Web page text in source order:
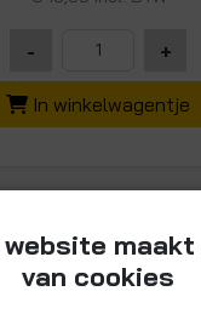
- +
In winkelwagentje
website
van cookies